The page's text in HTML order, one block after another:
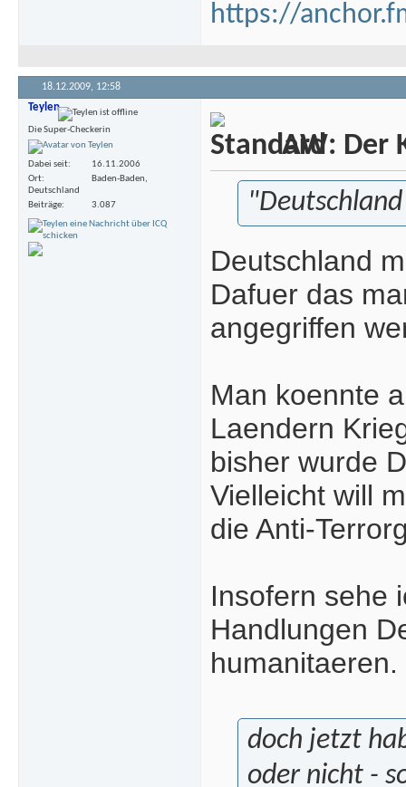
https://
18.12.2009, 12:58
Teylen
Die Super-Checkerin
Dabei seit
16.11.2006
Ort
Baden-Baden,
Deutschland
Beiträge
3.087
AW: Der
Deutschland
Dafuer das
angegriffen
Man koennte
Laendern
bisher wurde
Vielleicht will
die Anti-
Insofern sehe
Handlungen
humanitaeren.
doch jetzt
oder nicht -